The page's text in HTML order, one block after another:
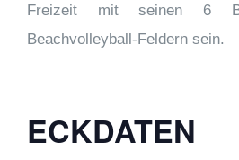
Freizeit mit seinen 6
Beachvolleyball-Feldern sein.
ECKDATEN